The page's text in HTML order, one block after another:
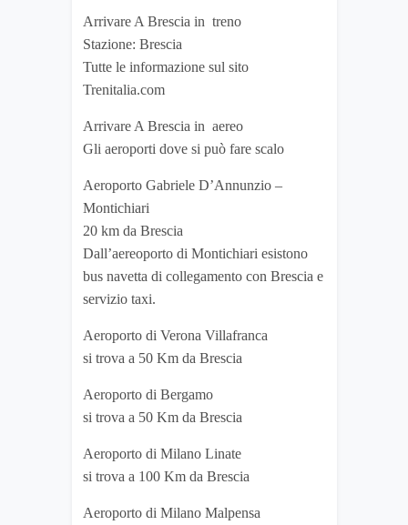
Arrivare A Brescia in treno
Stazione: Brescia
Tutte le informazione sul sito
Trenitalia.com
Arrivare A Brescia in aereo
Gli aeroporti dove si può fare scalo
Aeroporto Gabriele D’Annunzio –
Montichiari
20 km da Brescia
Dall’aereoporto di Montichiari esistono
bus navetta di collegamento con Brescia e
servizio taxi.
Aeroporto di Verona Villafranca
si trova a 50 Km da Brescia
Aeroporto di Bergamo
si trova a 50 Km da Brescia
Aeroporto di Milano Linate
si trova a 100 Km da Brescia
Aeroporto di Milano Malpensa